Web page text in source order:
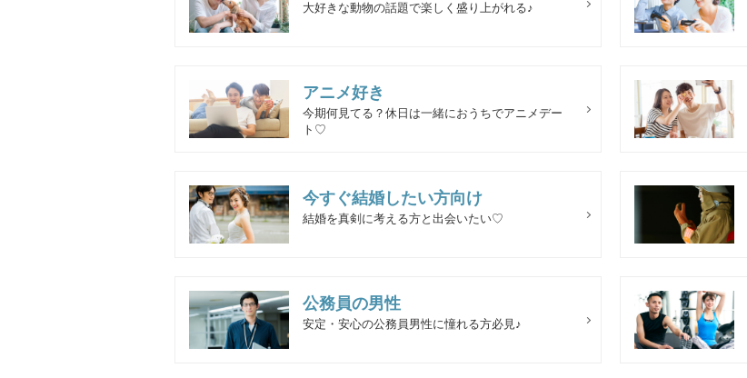
大好きな動物の話題で楽しく盛り上がれる♪
アニメ好き
今期何見てる？休日は一緒におうちでアニメデー
ト♡
今すぐ結婚したい方向け
結婚を真剣に考える方と出会いたい♡
公務員の男性
安定・安心の公務員男性に憧れる方必見♪